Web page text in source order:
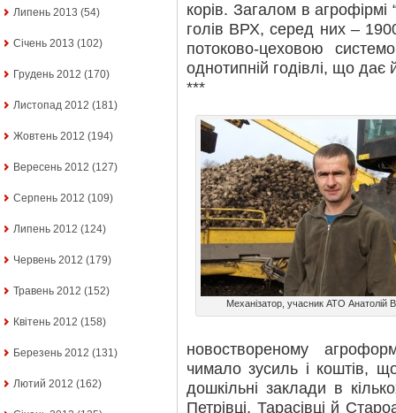
Липень 2013 (54)
Січень 2013 (102)
Грудень 2012 (170)
Листопад 2012 (181)
Жовтень 2012 (194)
Вересень 2012 (127)
Серпень 2012 (109)
Липень 2012 (124)
Червень 2012 (179)
Травень 2012 (152)
Квітень 2012 (158)
Березень 2012 (131)
Лютий 2012 (162)
корів. Загалом в агрофірмі
голів ВРХ, серед них –
потоково-цеховою
однотипній годівлі, що дає
***
Механізатор, учасник АТО Анатолій
новоствореному
чимало зусиль і коштів,
дошкільні заклади в
Петрівці, Тарасівці й